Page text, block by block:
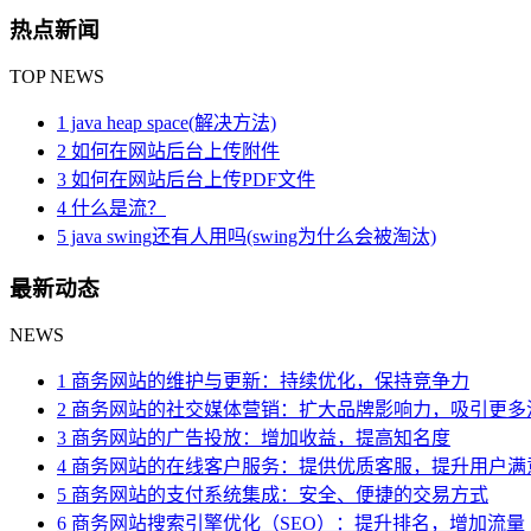
热点新闻
TOP NEWS
1 java heap space(解决方法)
2 如何在网站后台上传附件
3 如何在网站后台上传PDF文件
4 什么是流？
5 java swing还有人用吗(swing为什么会被淘汰)
最新动态
NEWS
1 商务网站的维护与更新：持续优化，保持竞争力
2 商务网站的社交媒体营销：扩大品牌影响力，吸引更多
3 商务网站的广告投放：增加收益，提高知名度
4 商务网站的在线客户服务：提供优质客服，提升用户满
5 商务网站的支付系统集成：安全、便捷的交易方式
6 商务网站搜索引擎优化（SEO）：提升排名，增加流量